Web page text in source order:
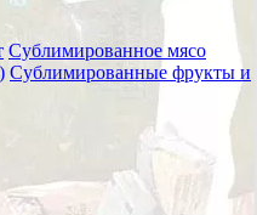
Сублимированное мясо
Сублимированные фрукты и